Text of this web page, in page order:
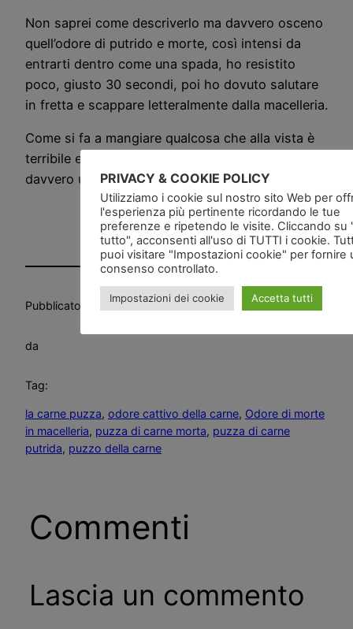
Non saprei come descriverlo ma davvero osceno
quell’odore di putrido e morte, così intensi da
entrarti dentro come una spada, ho resistito
poco, giusto 30 secondi, poi ho dovuto salutare
in fretta e scappare letteralmente dalla macelleria.
Come si fa a mangiare qualcosa che alla vista è
terribile e all’olfatto fa vomitare, credo sia
davvero uno dei misteri dell’uomo!
Pubblicato Alimentazione, Deliri, News and go
da
Tag:
la carne puzza, odore cattivo della carne, Odore di morte
in macelleria, puzza di carne morta, puzza di carne
putrida, puzzo della carne
Commenti
Lascia un commento
PRIVACY & COOKIE POLICY
Utilizziamo i cookie sul nostro sito Web per
l'esperienza più pertinente ricordando le tue
preferenze e ripetendo le visite. Cliccando su
tutto", acconsenti all'uso di TUTTI i cookie.
puoi visitare "Impostazioni cookie" per fornire
consenso controllato.
Impostazioni dei cookie Accetta tutti